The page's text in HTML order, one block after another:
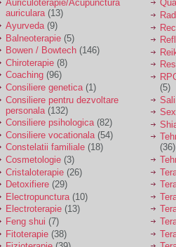
31 de ani si un copil in
varsta de 2 ani care
mi-e lumina ochilor.
De ceva timp simt ca
mi s-a adunat
oboseala, o oboseala
cronica de care nu pot
scapa si simt ca din
cauza ei nu pot
controla nervii si
cateodata are copilul
de suferit.
Am o bariera peste
care nu pot trece:
prietena mea a ramas
insarcinata cu o fata.
Am fost de comun
acord sa facem un
copil, cu gandul ca e
baiat.
Auriculoterapie/Acupunctura
auriculara(13)
Ayurveda(9)
Balneoterapie (5)
Bowen / Bowtech (146)
Chiroterapie (8)
Coaching (96)
Consiliere genetica(1)
Consiliere pentru dezvoltare
personala (132)
Consiliere psihologica(82)
Consiliere vocationala (54)
Constelatii familiale (18)
Cosmetologie (3)
Cristaloterapie (26)
Detoxifiere (29)
Electropunctura (10)
Electroterapie (13)
Feng shui (7)
Fitoterapie (38)
(5)
(36)